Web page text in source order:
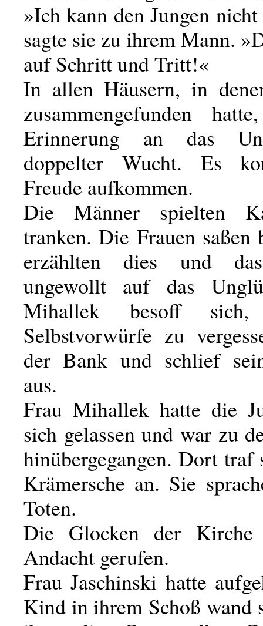
»Ich kann den Jungen nicht
sagte sie zu ihrem Mann.
auf Schritt und Tritt!«
In allen Häusern, in
zusammengefunden
Erinnerung an das
doppelter Wucht. Es
Freude aufkommen.
Die Männer spielten
tranken. Die Frauen saßen
erzählten dies und
ungewollt auf das
Mihallek besoff
Selbstvorwürfe zu
der Bank und schlief
aus.
Frau Mihallek hatte die
sich gelassen und war zu
hinübergegangen. Dort traf
Krämersche an. Sie
Toten.
Die Glocken der Kirche
Andacht gerufen.
Frau Jaschinski hatte
Kind in ihrem Schoß wand